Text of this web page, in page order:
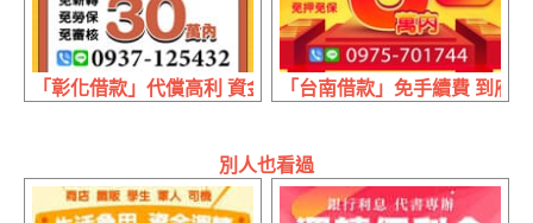
「彰化借款」代償高利 資金整合 | 30萬內 免薪轉免勞保免
「台南借款」免手續費 到府
別人也看過